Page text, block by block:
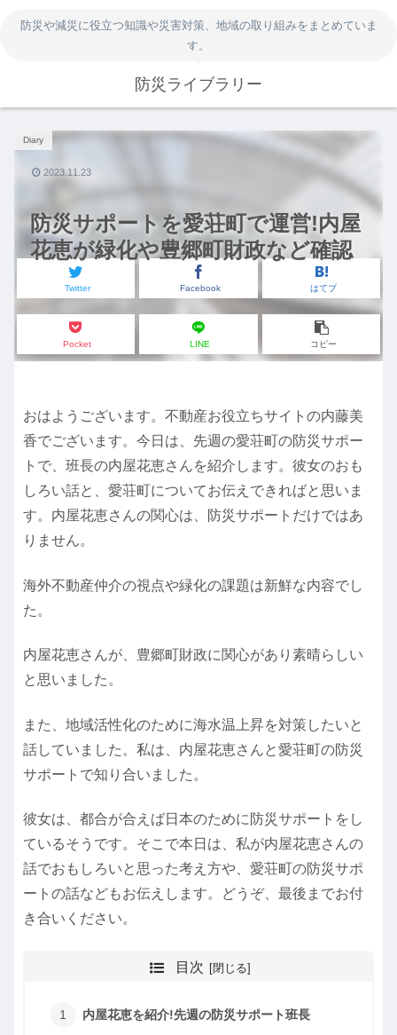
防災や減災に役立つ知識や災害対策、地域の取り組みをまとめていま
す。
防災ライブラリー
防災サポートを愛荘町で運営!内屋
花恵が緑化や豊郷町財政など確認
Diary
Twitter Facebook はてブ
Pocket LINE コピー
2023.11.23
おはようございます。不動産お役立ちサイトの内藤美
香でございます。今日は、先週の愛荘町の防災サポー
トで、班長の内屋花恵さんを紹介します。彼女のおも
しろい話と、愛荘町についてお伝えできればと思いま
す。内屋花恵さんの関心は、防災サポートだけではあ
りません。
海外不動産仲介の視点や緑化の課題は新鮮な内容でし
た。
内屋花恵さんが、豊郷町財政に関心があり素晴らしい
と思いました。
また、地域活性化のために海水温上昇を対策したいと
話していました。私は、内屋花恵さんと愛荘町の防災
サポートで知り合いました。
彼女は、都合が合えば日本のために防災サポートをし
ているそうです。そこで本日は、私が内屋花恵さんの
話でおもしろいと思った考え方や、愛荘町の防災サポ
ートの話などもお伝えします。どうぞ、最後までお付
き合いください。
目次
内屋花恵を紹介!先週の防災サポート班長